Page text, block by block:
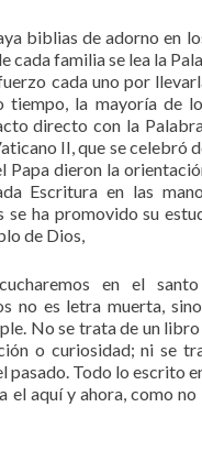
biblias de adorno en
cada familia se lea la
cada uno por
tiempo, la mayoría de
directo con la
II, que se celebró
Papa dieron la
Escritura en las
se ha promovido su
de Dios,
en el
no es letra muerta, sino
No se trata de un libro
o curiosidad; ni se
pasado. Todo lo escrito
el aquí y ahora, como